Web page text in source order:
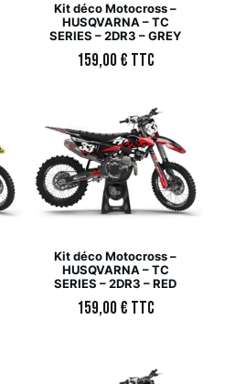
Kit déco Motocross –
HUSQVARNA – TC
SERIES – 2DR3 – GREY
159,00€ TTC
Kit déco Motocross –
HUSQVARNA – TC
SERIES – 2DR3 – RED
159,00€ TTC